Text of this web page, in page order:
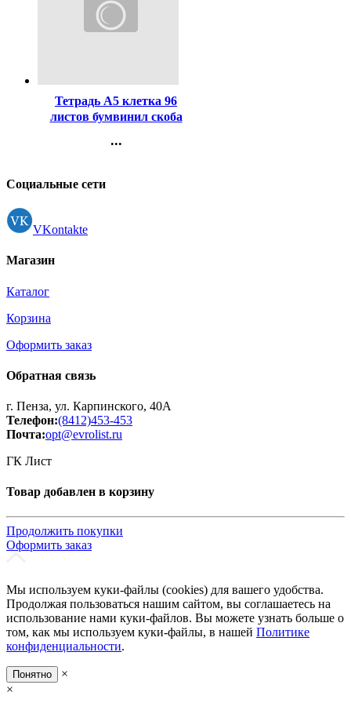
Тетрадь А5 клетка 96
листов бумвинил скоба
Б2
...
Регистрация
Социальные сети
VKontakte
Магазин
Каталог
Корзина
Оформить заказ
Обратная связь
г. Пенза, ул. Карпинского, 40А
Телефон:(8412)453-453
Почта:opt@evrolist.ru
ГК Лист
Товар добавлен в корзину
Продолжить покупки
Оформить заказ
Мы используем куки-файлы (cookies) для вашего удобства.
Продолжая пользоваться нашим сайтом, вы соглашаетесь на
использование нами куки-файлов. Вы можете узнать больше о
том, как мы используем куки-файлы, в нашей Политике
конфиденциальности.
Понятно
×
×